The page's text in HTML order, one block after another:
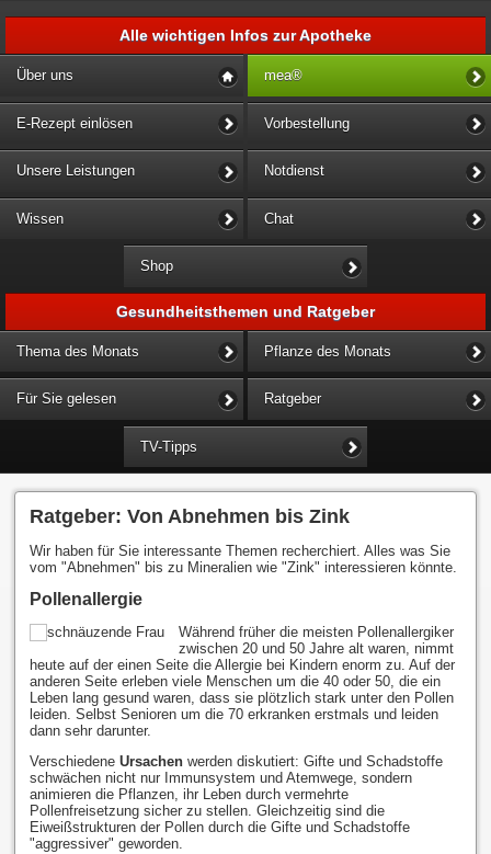
Alle wichtigen Infos zur Apotheke
Über uns mea®
E-Rezept einlösen Vorbestellung
Unsere Leistungen Notdienst
Wissen Chat
Shop
Gesundheitsthemen und Ratgeber
Thema des Monats Pflanze des Monats
Für Sie gelesen Ratgeber
TV-Tipps
Ratgeber: Von Abnehmen bis Zink
Wir haben für Sie interessante Themen recherchiert. Alles was Sie
vom "Abnehmen" bis zu Mineralien wie "Zink" interessieren könnte.
Pollenallergie
Während früher die meisten Pollenallergiker
zwischen 20 und 50 Jahre alt waren, nimmt
heute auf der einen Seite die Allergie bei Kindern enorm zu. Auf der
anderen Seite erleben viele Menschen um die 40 oder 50, die ein
Leben lang gesund waren, dass sie plötzlich stark unter den Pollen
leiden. Selbst Senioren um die 70 erkranken erstmals und leiden
dann sehr darunter.
Verschiedene Ursachenwerden diskutiert: Gifte und Schadstoffe
schwächen nicht nur Immunsystem und Atemwege, sondern
animieren die Pflanzen, ihr Leben durch vermehrte
Pollenfreisetzung sicher zu stellen. Gleichzeitig sind die
Eiweißstrukturen der Pollen durch die Gifte und Schadstoffe
"aggressiver" geworden.